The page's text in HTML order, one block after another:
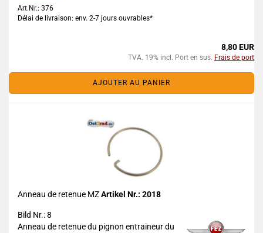
Art.Nr.: 376
Délai de livraison: env. 2-7 jours ouvrables*
8,80 EUR
TVA. 19% incl. Port en sus. Frais de port
AJOUTER AU PANIER
Anneau de retenue MZArtikel Nr.: 2018
Bild Nr.: 8
Anneau de retenue du pignon entraineur du